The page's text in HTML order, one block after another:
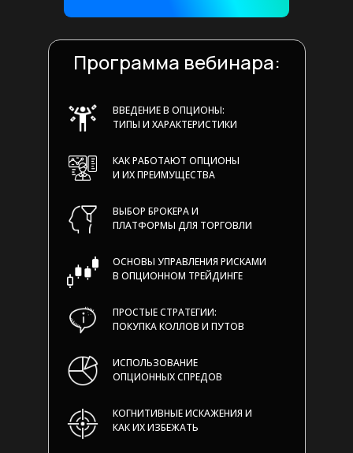
Программа вебинара:
КАК РАБОТАЮТ ОПЦИОНЫ
И ИХ ПРЕИМУЩЕСТВА
ВЫБОР БРОКЕРА И
ПЛАТФОРМЫ ДЛЯ ТОРГОВЛИ
ПРОСТЫЕ СТРАТЕГИИ:
ПОКУПКА КОЛЛОВ И ПУТОВ
ВВЕДЕНИЕ В ОПЦИОНЫ:
ТИПЫ И ХАРАКТЕРИСТИКИ
ОСНОВЫ УПРАВЛЕНИЯ РИСКАМИ
В ОПЦИОННОМ ТРЕЙДИНГЕ
ИСПОЛЬЗОВАНИЕ
ОПЦИОННЫХ СПРЕДОВ
КОГНИТИВНЫЕ ИСКАЖЕНИЯ И
КАК ИХ ИЗБЕЖАТЬ